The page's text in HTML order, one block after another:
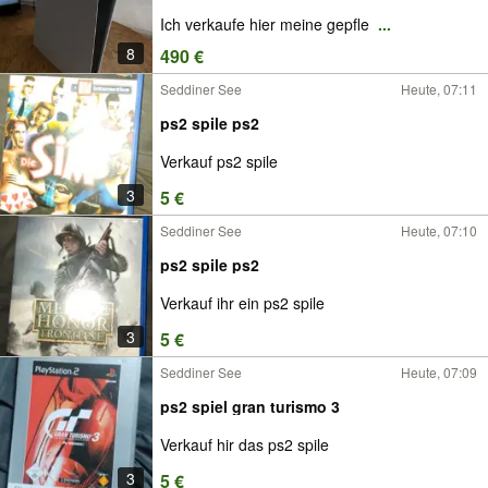
8
Ich verkaufe hier meine gepfle ...
490 €
3
Seddiner See Heute, 07:11
ps2 spile ps2
Verkauf ps2 spile
5 €
3
Seddiner See Heute, 07:10
ps2 spile ps2
Verkauf ihr ein ps2 spile
5 €
3
Seddiner See Heute, 07:09
ps2 spiel gran turismo 3
Verkauf hir das ps2 spile
5 €